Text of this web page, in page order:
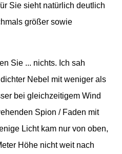
Sie sieht natürlich deutlich
größer sowie
Sie ... nichts. Ich sah
Nebel mit weniger als
bei gleichzeitigem Wind
Spion / Faden mit
Licht kam nur von oben,
Höhe nicht weit nach